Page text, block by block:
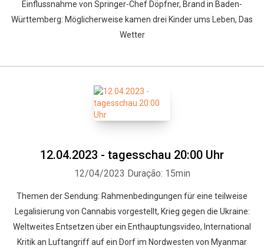
Einflussnahme von Springer-Chef Döpfner, Brand in Baden-
Württemberg: Möglicherweise kamen drei Kinder ums Leben, Das
Wetter
12.04.2023 - tagesschau 20:00 Uhr
12/04/2023 Duração: 15min
Themen der Sendung: Rahmenbedingungen für eine teilweise
Legalisierung von Cannabis vorgestellt, Krieg gegen die Ukraine:
Weltweites Entsetzen über ein Enthauptungsvideo, International
Kritik an Luftangriff auf ein Dorf im Nordwesten von Myanmar